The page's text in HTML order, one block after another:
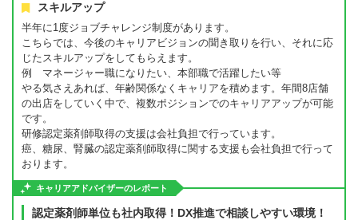
スキルアップ
半年に1度ジョブチャレンジ制度があります。
こちらでは、今後のキャリアビジョンの聞き取りを行い、それに応
じたスキルアップをしてもらえます。
例 マネージャー職になりたい、本部職で活躍したい等
やる気さえあれば、年齢関係なくキャリアを積めます。年間8店舗
の出店をしていく中で、複数ポジションでのキャリアアップが可能
です。
研修認定薬剤師取得の支援は会社負担で行っています。
癌、糖尿、腎臓の認定薬剤師取得に関する支援も会社負担で行って
おります。
キャリアアドバイザーのレポート
認定薬剤師単位も社内取得！DX推進で相談しやすい環境！